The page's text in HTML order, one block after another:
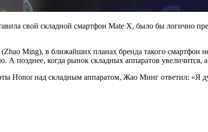
свой складной смартфон Mate X, было бы логично
Ming), в ближайших планах бренда такого смартфон
А позднее, когда рынок складных аппаратов увеличится,
Honor над складным аппаратом, Жао Минг ответил: «Я